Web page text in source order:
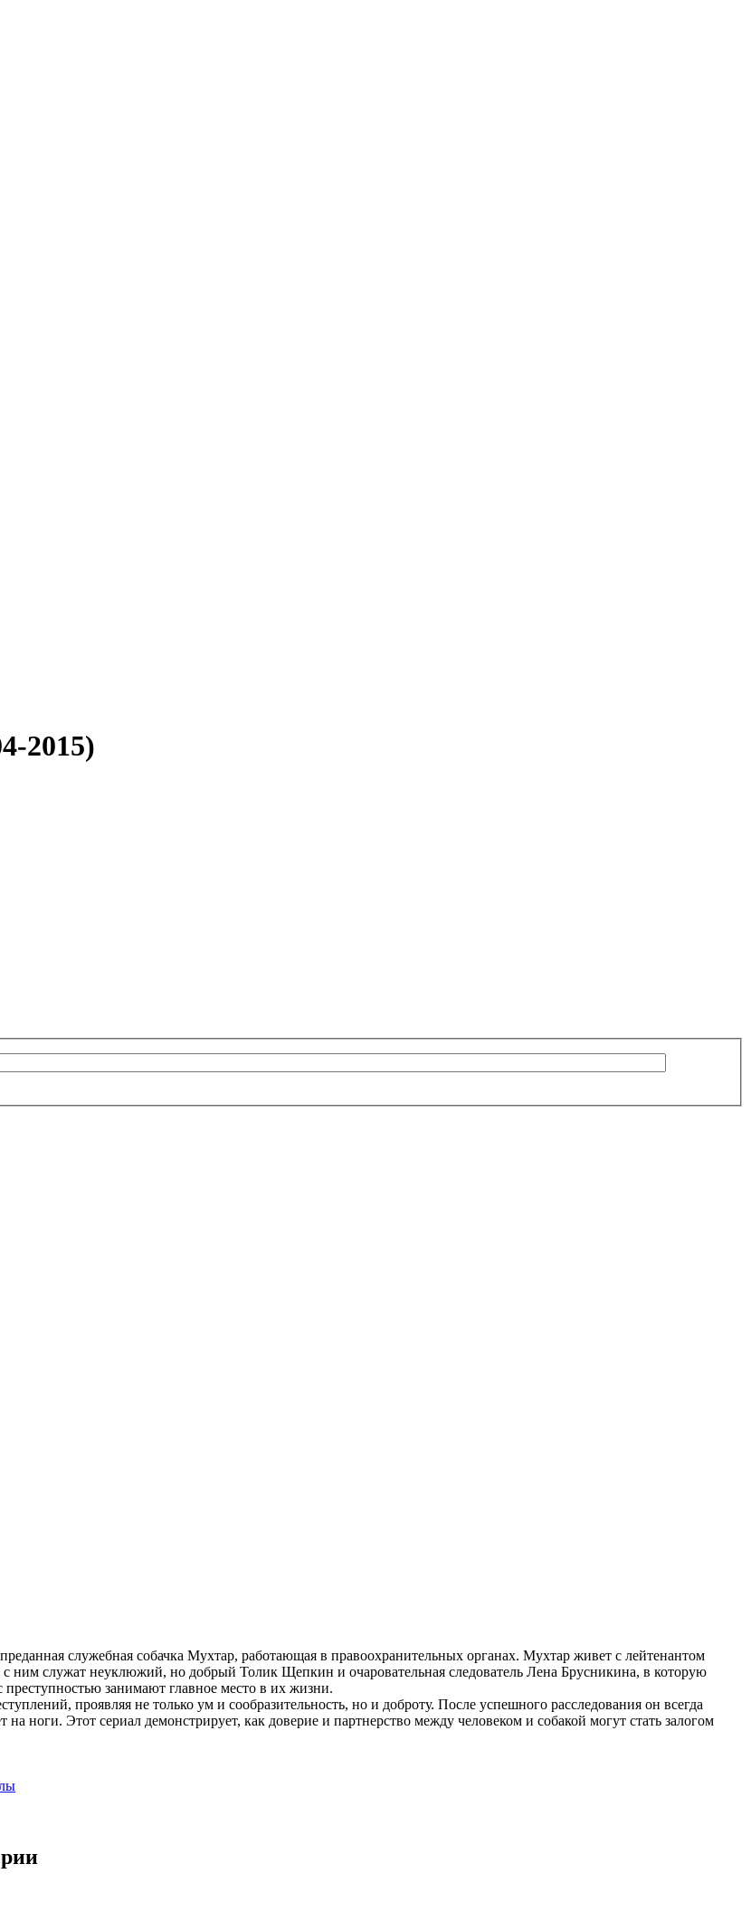
2015)
служебная собачка Мухтар, работающая в правоохранительных органах. Мухтар живет с лейтенантом
служат неуклюжий, но добрый Толик Щепкин и очаровательная следователь Лена Брусникина, в которую
занимают главное место в их жизни.
проявляя не только ум и сообразительность, но и доброту. После успешного расследования он всегда
ноги. Этот сериал демонстрирует, как доверие и партнерство между человеком и собакой могут стать залогом